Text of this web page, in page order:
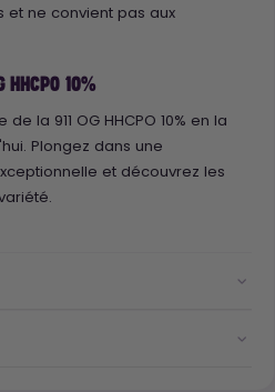
et ne convient pas aux
10%
la 911 OG HHCPO 10% en la
Plongez dans une
et découvrez les